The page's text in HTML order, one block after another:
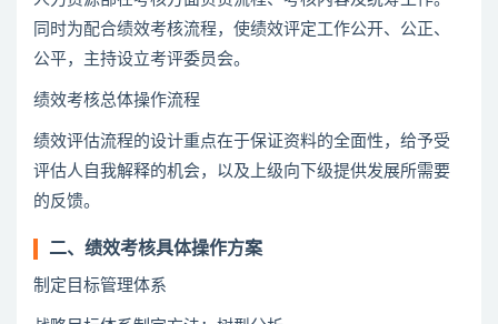
同时为配合绩效考核流程，使绩效评定工作公开、公正、
公平，主持设立考评委员会。
绩效考核总体操作流程
绩效评估流程的设计重点在于保证资料的全面性，给予受
评估人自我解释的机会，以及上级向下级提供发展所需要
的反馈。
二、绩效考核具体操作方案
制定目标管理体系